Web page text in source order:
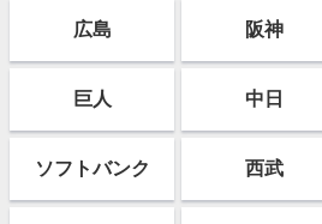
広島 阪神
巨人 中日
ソフトバンク 西武